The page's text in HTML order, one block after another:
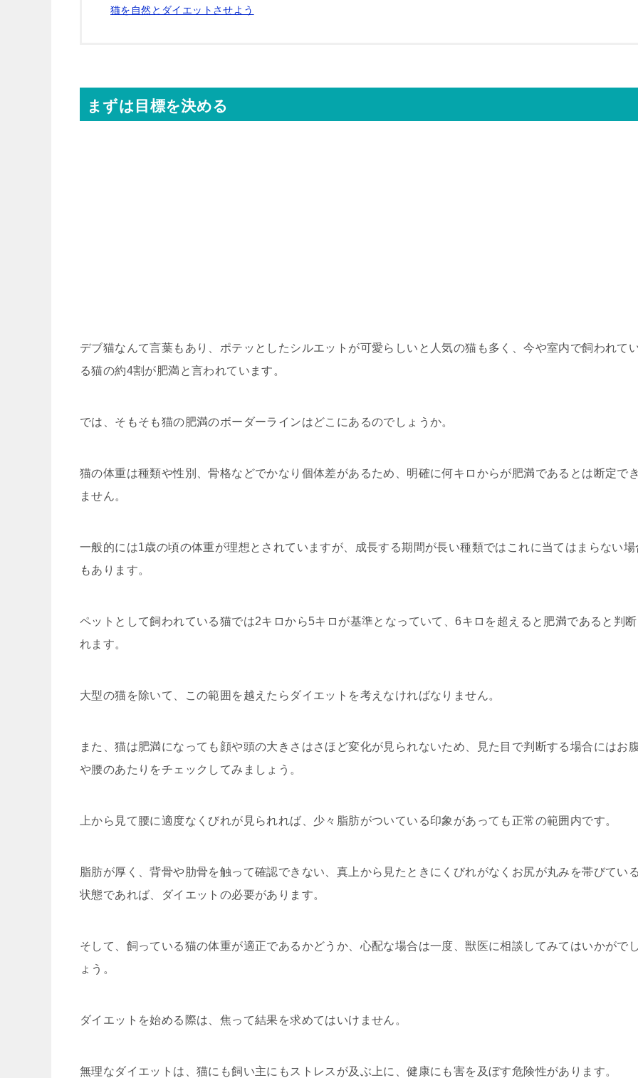
猫を自然とダイエットさせよう
まずは目標を決める
デブ猫なんて言葉もあり、ポテッとしたシルエットが可愛らしいと人気の猫も多く、今や室内で飼われて
る猫の約4割が肥満と言われています。
では、そもそも猫の肥満のボーダーラインはどこにあるのでしょうか。
猫の体重は種類や性別、骨格などでかなり個体差があるため、明確に何キロからが肥満であるとは断定でき
ません。
一般的には1歳の頃の体重が理想とされていますが、成長する期間が長い種類ではこれに当てはまらない場
もあります。
ペットとして飼われている猫では2キロから5キロが基準となっていて、6キロを超えると肥満であると判断
れます。
大型の猫を除いて、この範囲を越えたらダイエットを考えなければなりません。
また、猫は肥満になっても顔や頭の大きさはさほど変化が見られないため、見た目で判断する場合にはお
や腰のあたりをチェックしてみましょう。
上から見て腰に適度なくびれが見られれば、少々脂肪がついている印象があっても正常の範囲内です。
脂肪が厚く、背骨や肋骨を触って確認できない、真上から見たときにくびれがなくお尻が丸みを帯びている
状態であれば、ダイエットの必要があります。
そして、飼っている猫の体重が適正であるかどうか、心配な場合は一度、獣医に相談してみてはいかがでし
ょう。
ダイエットを始める際は、焦って結果を求めてはいけません。
無理なダイエットは、猫にも飼い主にもストレスが及ぶ上に、健康にも害を及ぼす危険性があります。